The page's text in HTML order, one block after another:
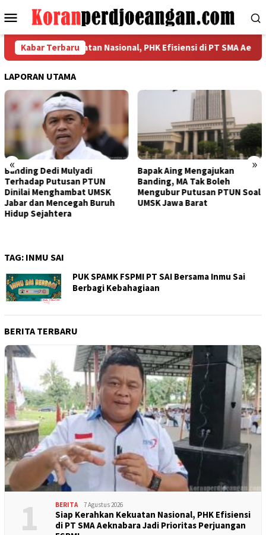
ke
Menu
Mobile
Kabar Terbaru
Kerahkan Kekuatan Nasional, PHK Efisiensi di PT SMA
LAPORAN UTAMA
« »
Bapak Aing Mengajukan
Banding, MA Tak Boleh
Mengubur Putusan PTUN Soal
UMSK Jawa Barat
Sengketa UMSK Jabar 2026
Tak Berkesudahan, Dedi
Mulyadi Terancam
Pemberhentian Sementara
TAG: INMU SAI
PUK SPAMK FSPMI PT SAI Bersama Inmu Sai
Berbagi Kebahagiaan
BERITA TERBARU
1 BERITA 7 Agustus 2026
Siap Kerahkan Kekuatan Nasional, PHK Efisiensi
di PT SMA Aeknabara Jadi Prioritas Perjuangan